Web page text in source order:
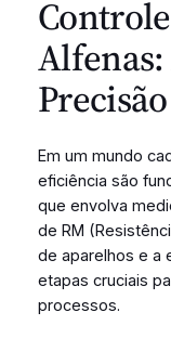
Em um mundo
eficiência são
que envolva
de RM
de aparelhos e a
etapas cruciais
processos.